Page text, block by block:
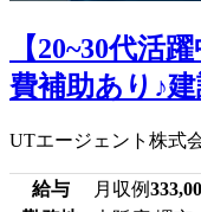
【20~30代活
費補助あり♪
UTエージェント株式
給与 月収例